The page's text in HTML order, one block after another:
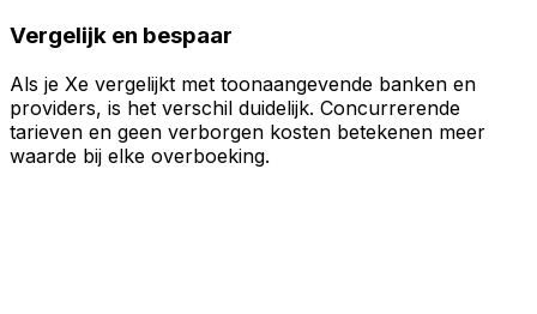
Vergelijk en bespaar
Als je Xe vergelijkt met toonaangevende banken en
providers, is het verschil duidelijk. Concurrerende
tarieven en geen verborgen kosten betekenen meer
waarde bij elke overboeking.